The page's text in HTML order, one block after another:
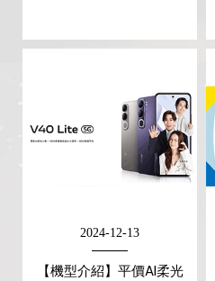
2024-12-13
【機型介紹】平價AI柔光